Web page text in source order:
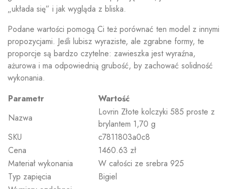
„układa się” i jak wygląda z bliska.
Podane wartości pomogą Ci też porównać ten model z innymi
propozycjami. Jeśli lubisz wyraziste, ale zgrabne formy, te
proporcje są bardzo czytelne: zawieszka jest wyraźna,
ażurowa i ma odpowiednią grubość, by zachować solidność
wykonania.
Parametr
Wartość
Nazwa
Lovrin Złote kolczyki 585 proste z
brylantem 1,70 g
SKU
c7811803a0c8
Cena
1460.63 zł
Materiał wykonania
W całości ze srebra 925
Typ zapięcia
Bigiel